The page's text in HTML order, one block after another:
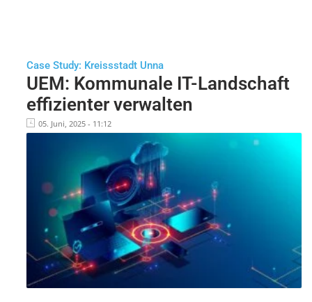
Case Study: Kreissstadt Unna
UEM: Kommunale IT-Landschaft
effizienter verwalten
05. Juni, 2025 - 11:12